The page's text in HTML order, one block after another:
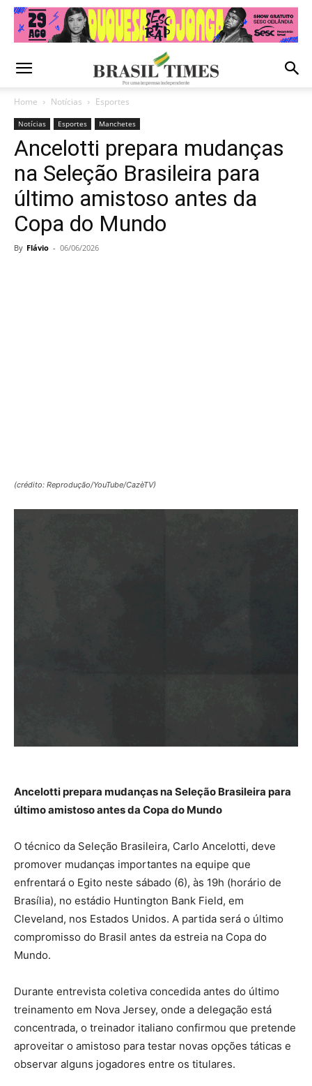
Home Notícias Esportes
Notícias Esportes Manchetes
Ancelotti prepara mudanças
na Seleção Brasileira para
último amistoso antes da
Copa do Mundo
By Flávio - 06/06/2026
(crédito: Reprodução/YouTube/CazèTV)
Ancelotti prepara mudanças na Seleção Brasileira para
último amistoso antes da Copa do Mundo
O técnico da Seleção Brasileira, Carlo Ancelotti, deve
promover mudanças importantes na equipe que
enfrentará o Egito neste sábado (6), às 19h (horário de
Brasília), no estádio Huntington Bank Field, em
Cleveland, nos Estados Unidos. A partida será o último
compromisso do Brasil antes da estreia na Copa do
Mundo.
Durante entrevista coletiva concedida antes do último
treinamento em Nova Jersey, onde a delegação está
concentrada, o treinador italiano confirmou que pretende
aproveitar o amistoso para testar novas opções táticas e
observar alguns jogadores entre os titulares.